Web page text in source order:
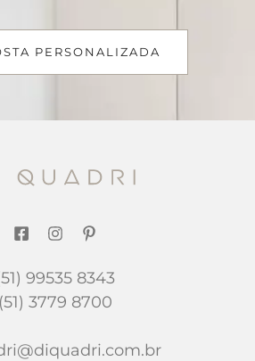
PERSONALIZADA
99535 8343
(51) 3779 8700